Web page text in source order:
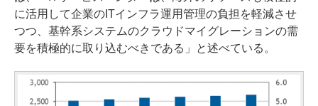
に活用して企業のITインフラ運用管理の負担を軽減させ
つつ、基幹系システムのクラウドマイグレーションの需
要を積極的に取り込むべきである」と述べている。